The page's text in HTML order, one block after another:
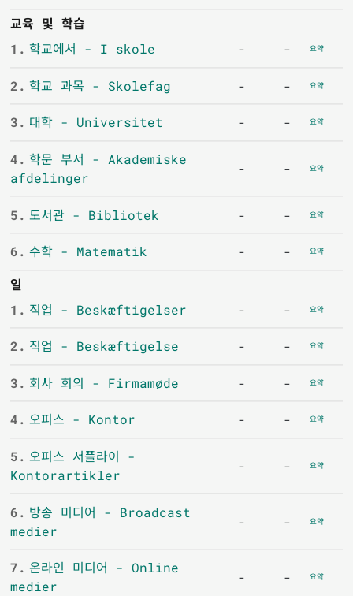
교육 및 학습
1. 학교에서 - I skole - - 요약
2. 학교 과목 - Skolefag - - 요약
3. 대학 - Universitet - - 요약
4. 학문 부서 - Akademiske
afdelinger
- - 요약
5. 도서관 - Bibliotek - - 요약
6. 수학 - Matematik - - 요약
일
1. 직업 - Beskæftigelser - - 요약
2. 직업 - Beskæftigelse - - 요약
3. 회사 회의 - Firmamøde - - 요약
4. 오피스 - Kontor - - 요약
5. 오피스 서플라이 -
Kontorartikler
- - 요약
6. 방송 미디어 - Broadcast
medier
- - 요약
7. 온라인 미디어 - Online
medier
- - 요약